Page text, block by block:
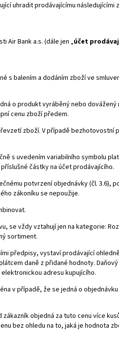
uhradit prodávajícímu následujícími
Air Bank a.s. (dále jen „účet
s balením a dodáním zboží ve
o produkt vyráběný nebo dovážený
cenu zboží předem.
zboží. V případě bezhotovostní
s uvedením variabilního symbolu
částky na účet prodávajícího.
potvrzení objednávky (čl. 3.6),
zákoníku se nepoužije.
se vždy vztahují jen na kategorie:
sortiment.
předpisy, vystaví prodávající
daně z přidané hodnoty.
adresu kupujícího.
v případě, že se jedná o
objedná za tuto cenu více
bez ohledu na to, jaká je hodnota